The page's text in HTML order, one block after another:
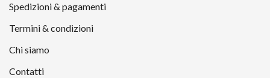
Spedizioni & pagamenti
Termini & condizioni
Chi siamo
Contatti